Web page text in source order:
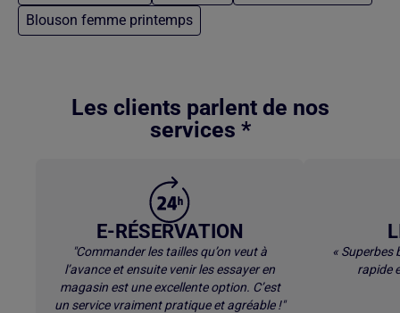
Blouson femme printemps
Les clients parlent de nos
services *
E-RÉSERVATION
"Commander les tailles qu’on veut à
l’avance et ensuite venir les essayer en
magasin est une excellente option. C’est
un service vraiment pratique et agréable !"
« Superbes
rapide